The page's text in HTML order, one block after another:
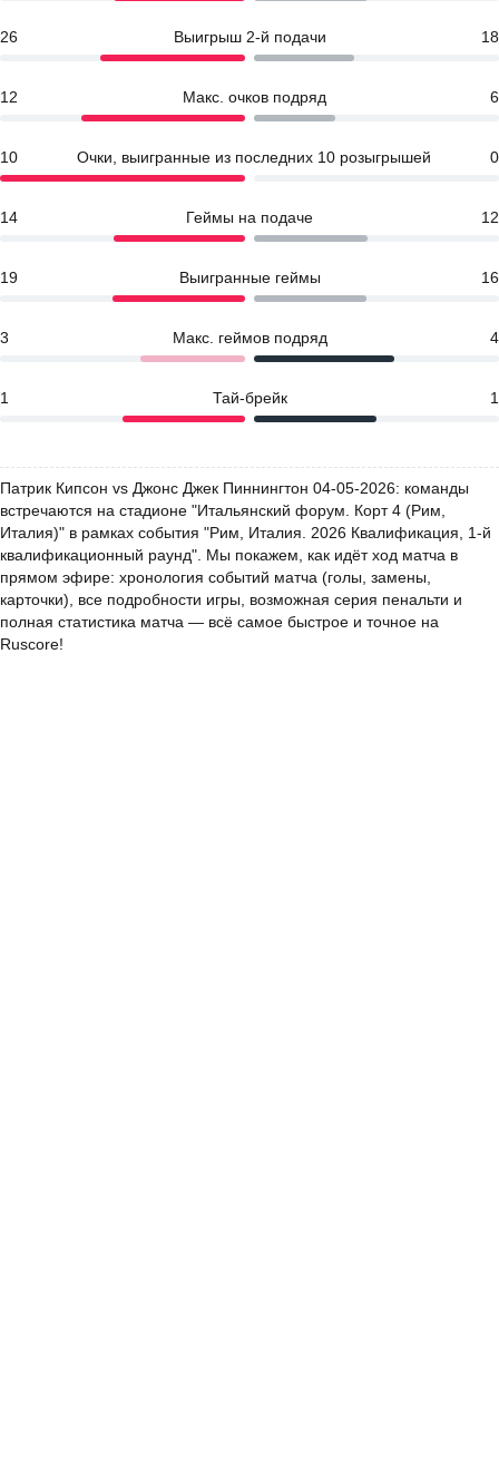
26 Выигрыш 2-й подачи 18
12 Макс. очков подряд 6
10 Очки, выигранные из последних 10 розыгрышей 0
14 Геймы на подаче 12
19 Выигранные геймы 16
3 Макс. геймов подряд 4
1 Тай-брейк 1
Патрик Кипсон vs Джонс Джек Пиннингтон 04-05-2026: команды
встречаются на стадионе "Итальянский форум. Корт 4 (Рим,
Италия)" в рамках события "Рим, Италия. 2026 Квалификация, 1-й
квалификационный раунд". Мы покажем, как идёт ход матча в
прямом эфире: хронология событий матча (голы, замены,
карточки), все подробности игры, возможная серия пенальти и
полная статистика матча — всё самое быстрое и точное на
Ruscore!